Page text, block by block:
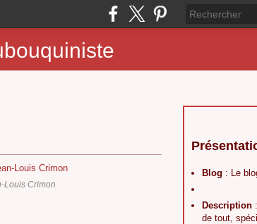
Louis Crimon
Blog : Le
Description
de tout,